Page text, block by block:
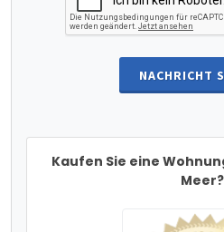
NACHRICHT
Kaufen Sie eine
Meer?